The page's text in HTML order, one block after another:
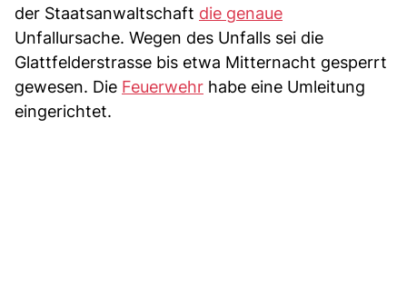
der Staatsanwaltschaft die genaue
Unfallursache. Wegen des Unfalls sei die
Glattfelderstrasse bis etwa Mitternacht gesperrt
gewesen. Die Feuerwehr habe eine Umleitung
eingerichtet.